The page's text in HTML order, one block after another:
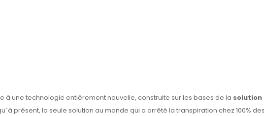
une technologie entièrement nouvelle, construite sur les bases de la solution
présent, la seule solution au monde qui a arrêté la transpiration chez 100%